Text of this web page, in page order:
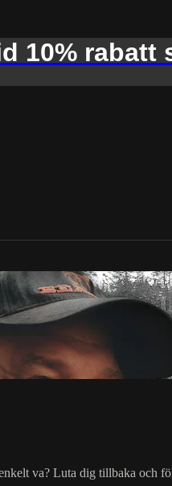
10% rabatt
va? Luta dig tillbaka och